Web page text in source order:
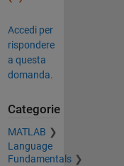
Accedi per
rispondere
a questa
domanda.
Categorie
MATLAB
Language
Fundamentals